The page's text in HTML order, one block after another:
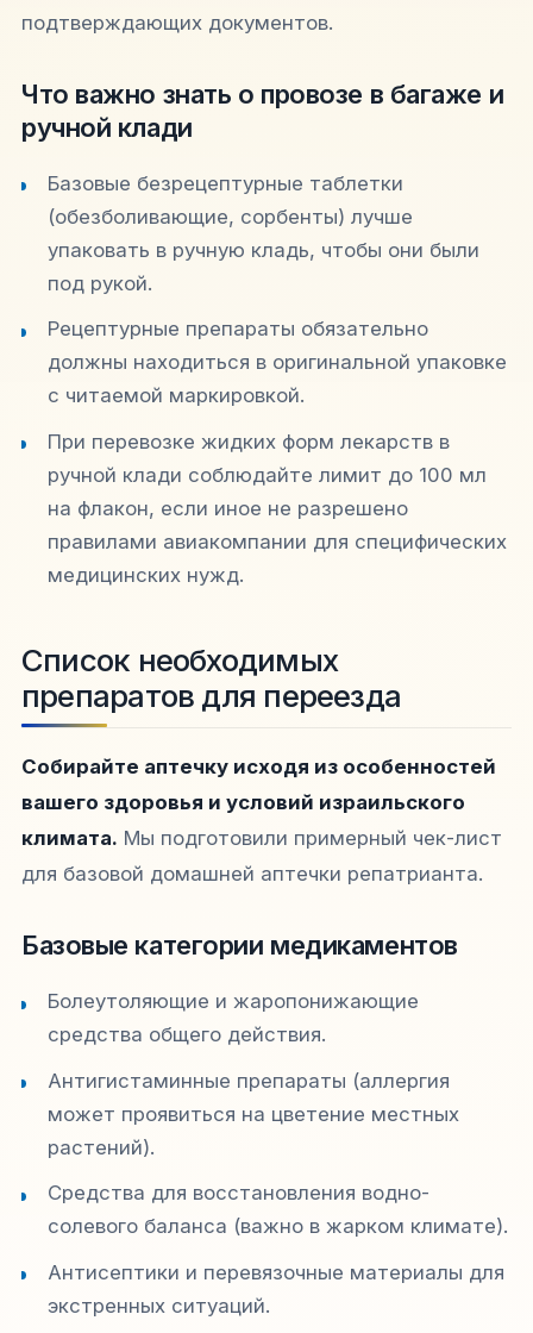
подтверждающих документов.
Что важно знать о провозе в багаже и
ручной клади
Базовые безрецептурные таблетки
(обезболивающие, сорбенты) лучше
упаковать в ручную кладь, чтобы они были
под рукой.
Рецептурные препараты обязательно
должны находиться в оригинальной упаковке
с читаемой маркировкой.
При перевозке жидких форм лекарств в
ручной клади соблюдайте лимит до 100 мл
на флакон, если иное не разрешено
правилами авиакомпании для специфических
медицинских нужд.
Список необходимых
препаратов для переезда
Собирайте аптечку исходя из особенностей
вашего здоровья и условий израильского
климата. Мы подготовили примерный чек-лист
для базовой домашней аптечки репатрианта.
Базовые категории медикаментов
Болеутоляющие и жаропонижающие
средства общего действия.
Антигистаминные препараты (аллергия
может проявиться на цветение местных
растений).
Средства для восстановления водно-
солевого баланса (важно в жарком климате).
Антисептики и перевязочные материалы для
экстренных ситуаций.